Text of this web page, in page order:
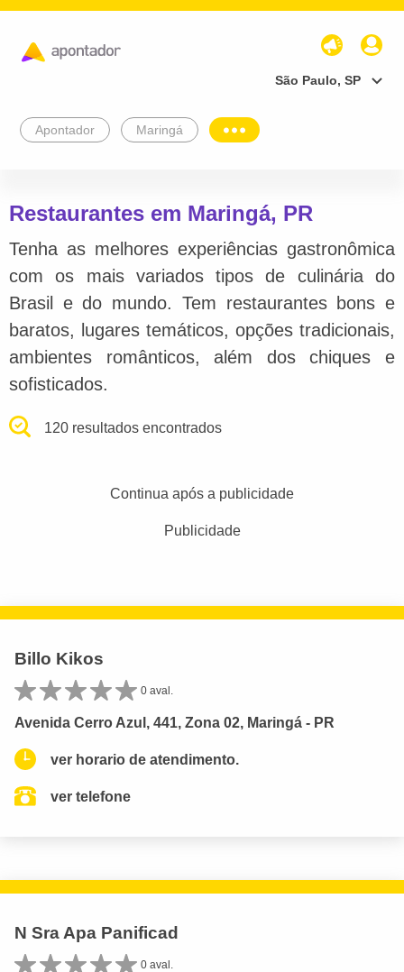
São Paulo, SP
Apontador Maringá
Restaurantes em Maringá, PR
Tenha as melhores experiências gastronômica
com os mais variados tipos de culinária do
Brasil e do mundo. Tem restaurantes bons e
baratos, lugares temáticos, opções tradicionais,
ambientes românticos, além dos chiques e
sofisticados.
120 resultados encontrados
Continua após a publicidade
Publicidade
Billo Kikos
0 aval.
Avenida Cerro Azul, 441, Zona 02, Maringá - PR
ver horario de atendimento.
ver telefone
N Sra Apa Panificad
0 aval.